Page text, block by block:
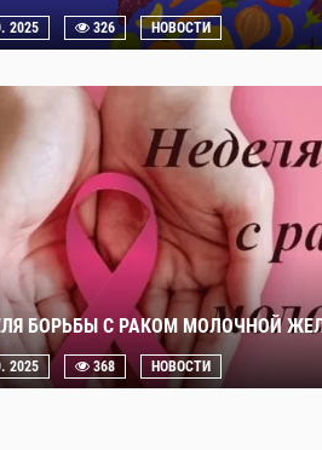
2025 326 НОВОСТИ
БОРЬБЫ С РАКОМ МОЛОЧНОЙ
2025 368 НОВОСТИ